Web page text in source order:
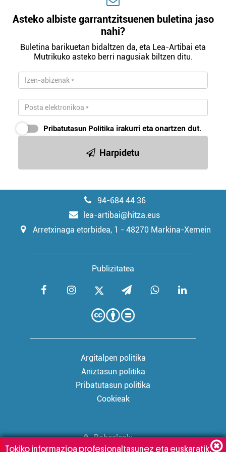
Asteko albiste garrantzitsuenen buletina jaso
nahi?
Buletina barikuetan bidaltzen da, eta Lea-Artibai eta
Mutrikuko asteko berri nagusiak biltzen ditu.
Pribatutasun Politika irakurri eta onartzen dut.
Harpidetu
94-684 44 36
lea-artibai@hitza.eus
Arretxinaga etorbidea, 1 - 48270 Markina-Xemein
Publizitatea
Argitalpen politika
Aniztasun politika
Pribatutasun politika
Cookieak
Babesleak:
Tokiko informazioa profesionaltasunez eta euskaratik,